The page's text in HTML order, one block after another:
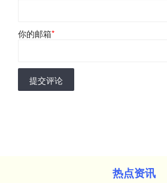
你的邮箱*
提交评论
热点资讯